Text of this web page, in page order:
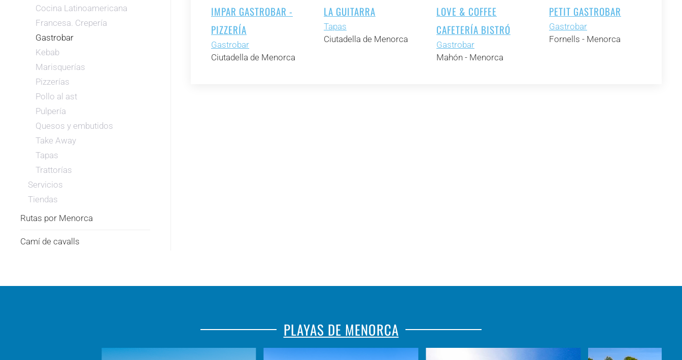
IMPAR GASTROBAR -
PIZZERÍA
Gastrobar
Ciutadella de Menorca
LA GUITARRA
Tapas
Ciutadella de Menorca
LOVE & COFFEE
CAFETERÍA BISTRÓ
Gastrobar
Mahón - Menorca
PETIT GASTROBAR
Gastrobar
Fornells - Menorca
Cocina Latinoamericana
Francesa. Crepería
Gastrobar
Kebab
Marisquerías
Pizzerías
Pollo al ast
Pulpería
Quesos y embutidos
Take Away
Tapas
Trattorías
Servicios
Tiendas
Rutas por Menorca
Camí de cavalls
PLAYAS DE MENORCA